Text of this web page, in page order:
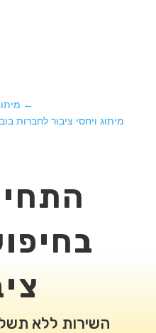
←
מיתוג ויחסי ציבור לחברות
השירות ללא